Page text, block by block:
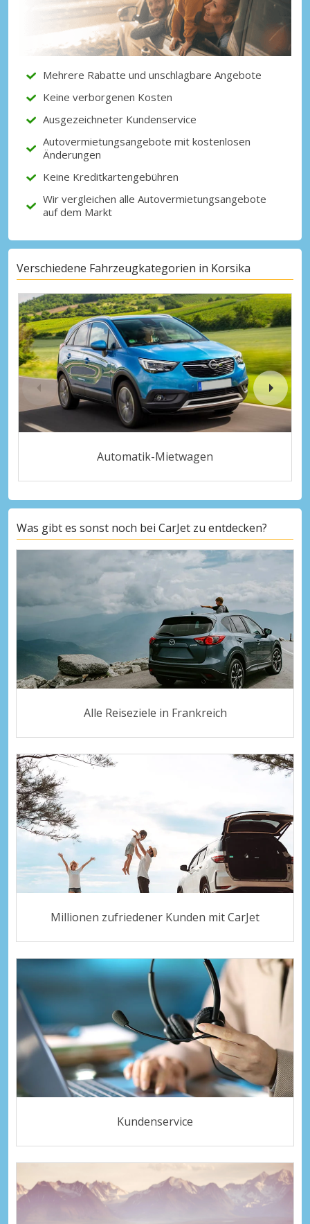
Mehrere Rabatte und unschlagbare Angebote
Keine verborgenen Kosten
Ausgezeichneter Kundenservice
Autovermietungsangebote mit kostenlosen
Änderungen
Keine Kreditkartengebühren
Wir vergleichen alle Autovermietungsangebote
auf dem Markt
Verschiedene Fahrzeugkategorien in Korsika
Automatik-Mietwagen
Was gibt es sonst noch bei CarJet zu entdecken?
Alle Reiseziele in Frankreich
Millionen zufriedener Kunden mit CarJet
Kundenservice